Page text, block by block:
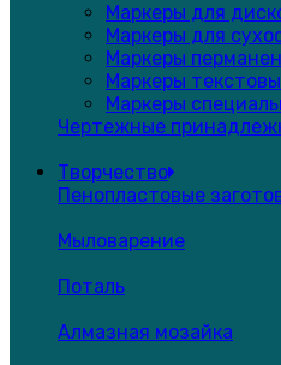
Маркеры для
Маркеры для
Маркеры
Маркеры
Маркеры
Чертежные
Творчество
Пенопластовые
Мыловарение
Поталь
Алмазная мозайка